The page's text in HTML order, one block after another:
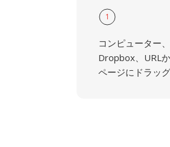
1
コンピューター
Dropbox、URL
ページにドラッ